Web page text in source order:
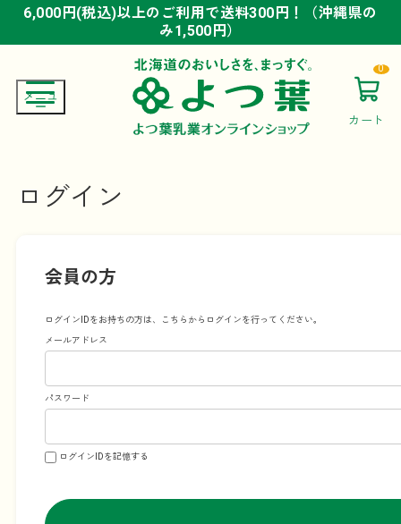
6,000円(税込)以上のご利用で送料300円！（沖縄県の
み1,500円）
6,000円(税込)以上のご利用で送料300円！（沖縄県の
み1,500円）
6,000円(税込)以上のご利用で送料300円！（沖縄県の
み1,500円）
カート
0
ログイン
会員の方
ログインIDをお持ちの方は、こちらからログインを行ってください。
メールアドレス
パスワード
ログインIDを記憶する